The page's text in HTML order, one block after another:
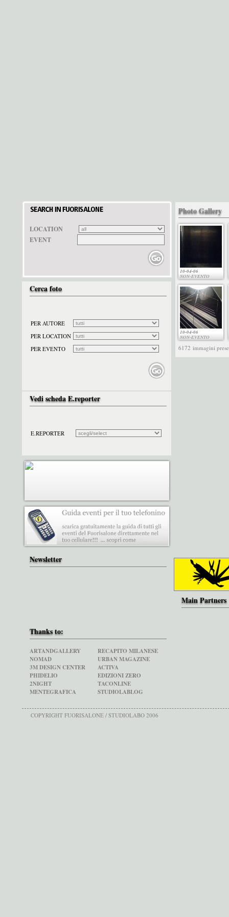
LOCATION
EVENT
Cerca foto
PER AUTORE
PER LOCATION
PER EVENTO
Vedi scheda E.reporter
E.REPORTER
Photo Gallery
10-04-06
NON-EVENTO
10-04-06
NON-EVENTO
6172 immagini
Newsletter
Thanks to:
ARTANDGALLERY
NOMAD
3M DESIGN CENTER
PHIDELIO
2NIGHT
MENTEGRAFICA
RECAPITO MILANESE
URBAN MAGAZINE
ACTIVA
EDIZIONI ZERO
TACONLINE
STUDIOLABLOG
Main Partners
COPYRIGHT FUORISALONE / STUDIOLABO 2006